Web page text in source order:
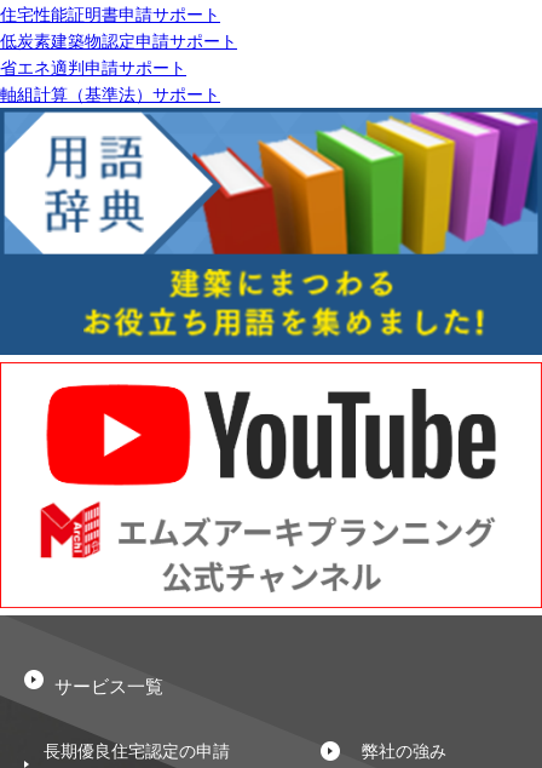
住宅性能証明書申請サポート
低炭素建築物認定申請サポート
省エネ適判申請サポート
軸組計算（基準法）サポート
サービス一覧
長期優良住宅認定の申請
弊社の強み